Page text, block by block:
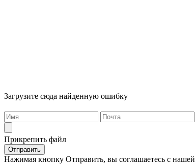
Загрузите сюда найденную ошибку
Прикрепить файл
Отправить
Нажимая кнопку Отправить, вы соглашаетесь с нашей